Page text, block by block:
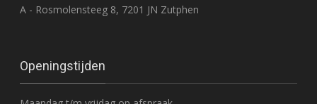
A - Rosmolensteeg 8, 7201 JN Zutphen
Openingstijden